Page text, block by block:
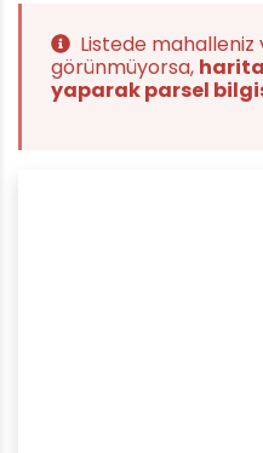
Listede mahalleniz
görünmüyorsa,
yaparak parsel